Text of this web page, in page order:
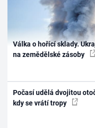
Válka o hořící sklady.
na zemědělské zásoby
Počasí udělá dvojitou
kdy se vrátí tropy